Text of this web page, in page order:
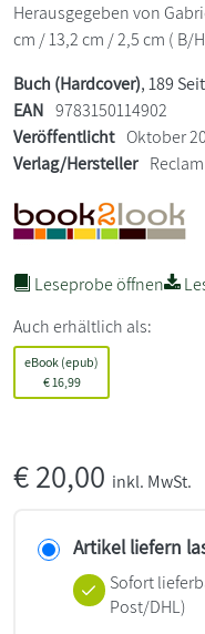
Herausgegeben von
cm / 13,2 cm / 2,5 cm ( B/
Buch (Hardcover), 189
EAN 9783150114902
Veröffentlicht Oktober
Verlag/Hersteller
Leseprobe öffnen
Auch erhältlich als:
eBook (epub)
€16,99
€20,00 inkl. MwSt.
Artikel liefern
Sofort
Post/DHL)